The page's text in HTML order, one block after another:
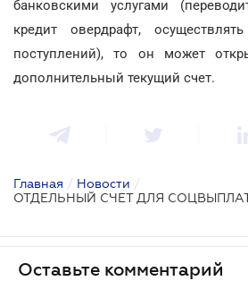
банковскими услугами
кредит овердрафт,
поступлений), то он может
дополнительный текущий счет.
Главная / Новости /
ОТДЕЛЬНЫЙ СЧЕТ ДЛЯ
Оставьте комментарий